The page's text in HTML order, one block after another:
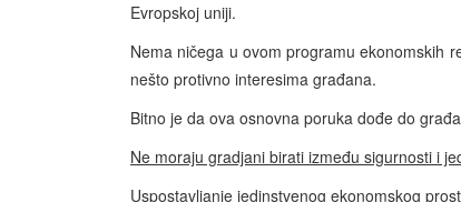
Evropskoj uniji.
Nema ničega u ovom programu ekonomskih
nešto protivno interesima građana.
Bitno je da ova osnovna poruka dođe do
Ne moraju gradjani birati između sigurnosti i
Uspostavljanje jedinstvenog ekonomskog